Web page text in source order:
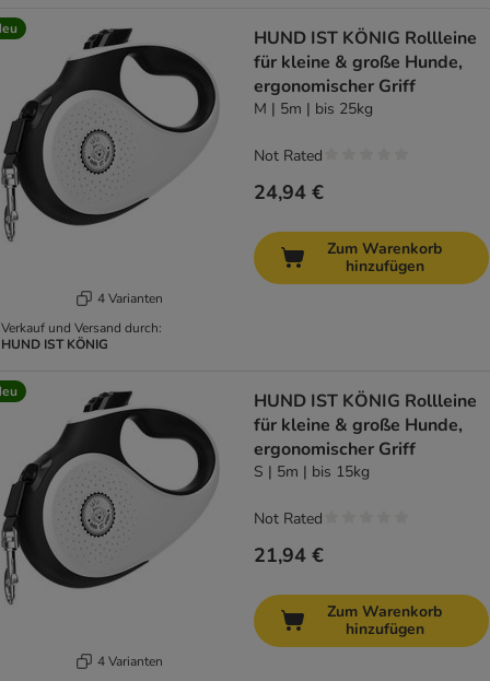
4 Varianten
Verkauf und Versand durch:
HUND IST KÖNIG
HUND IST KÖNIG Rollleine
für kleine & große Hunde,
ergonomischer Griff
M | 5m | bis 25kg
24,94 €
Not Rated
Zum Warenkorb
hinzufügen
4 Varianten
HUND IST KÖNIG Rollleine
für kleine & große Hunde,
ergonomischer Griff
S | 5m | bis 15kg
21,94 €
Not Rated
Zum Warenkorb
hinzufügen